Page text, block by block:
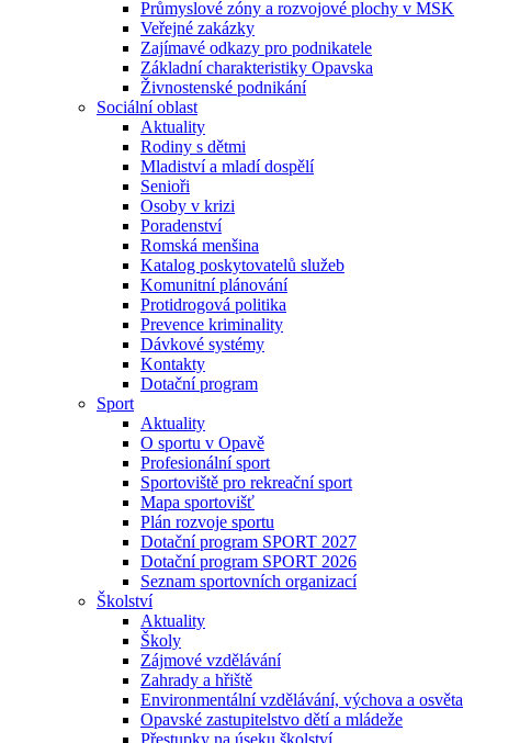
Průmyslové zóny a rozvojové plochy v MSK
Veřejné zakázky
Zajímavé odkazy pro podnikatele
Základní charakteristiky Opavska
Živnostenské podnikání
Sociální oblast
Aktuality
Rodiny s dětmi
Mladiství a mladí dospělí
Senioři
Osoby v krizi
Poradenství
Romská menšina
Katalog poskytovatelů služeb
Komunitní plánování
Protidrogová politika
Prevence kriminality
Dávkové systémy
Kontakty
Dotační program
Sport
Aktuality
O sportu v Opavě
Profesionální sport
Sportoviště pro rekreační sport
Mapa sportovišť
Plán rozvoje sportu
Dotační program SPORT 2027
Dotační program SPORT 2026
Seznam sportovních organizací
Školství
Aktuality
Školy
Zájmové vzdělávání
Zahrady a hřiště
Environmentální vzdělávání, výchova a osvěta
Opavské zastupitelstvo dětí a mládeže